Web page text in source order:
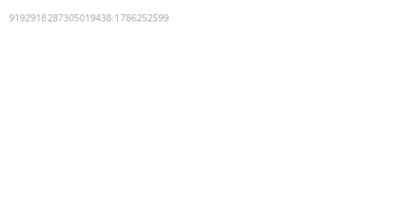
9192918287305019438:1786252599